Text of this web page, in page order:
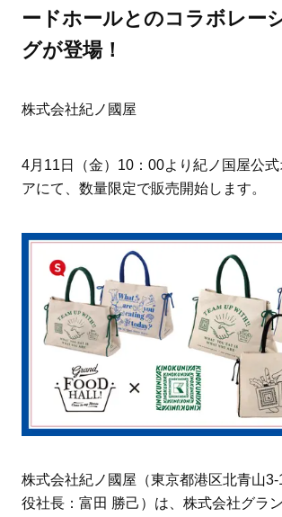
ス学」
ードホールとのコラボレー
グが登場！
株式会社紀ノ國屋
4月11日（金）10：00より紀ノ国屋公式
アにて、数量限定で販売開始します。
株式会社紀ノ國屋（東京都港区北青山
役社長：富田 勝己）は、株式会社グラ